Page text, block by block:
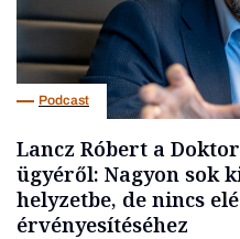
Podcast
Lancz Róbert a
ügyéről: Nagyon sok
helyzetbe, de nincs
érvényesítéséhez